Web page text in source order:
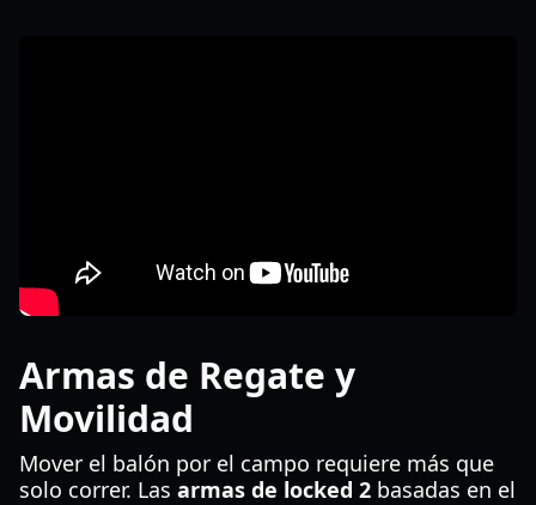
Armas de Regate y
Movilidad
Mover el balón por el campo requiere más que
solo correr. Las armas de locked 2 basadas en el